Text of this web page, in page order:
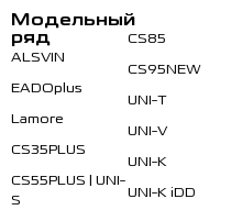
Модельный
ряд
ALSVIN
EADOplus
Lamore
CS35PLUS
CS55PLUS | UNI-
S
CS85
CS95NEW
UNI-T
UNI-V
UNI-K
UNI-K iDD